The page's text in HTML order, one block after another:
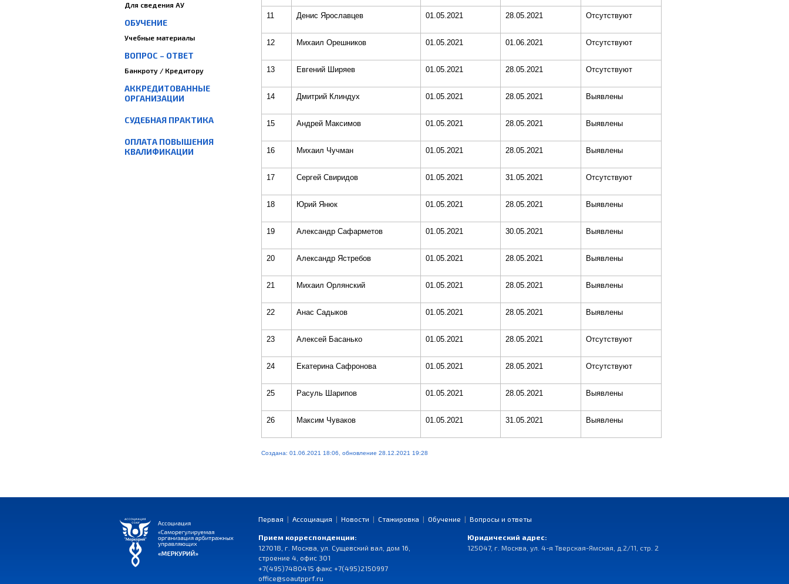
Для сведения АУ
ОБУЧЕНИЕ
Учебные материалы
ВОПРОС – ОТВЕТ
Банкроту / Кредитору
АККРЕДИТОВАННЫЕ
ОРГАНИЗАЦИИ
СУДЕБНАЯ ПРАКТИКА
ОПЛАТА ПОВЫШЕНИЯ
КВАЛИФИКАЦИИ
11 Денис Ярославцев 01.05.2021 28.05.2021 Отсутствуют
12 Михаил Орешников 01.05.2021 01.06.2021 Отсутствуют
13 Евгений Ширяев 01.05.2021 28.05.2021 Отсутствуют
14 Дмитрий Клиндух 01.05.2021 28.05.2021 Выявлены
15 Андрей Максимов 01.05.2021 28.05.2021 Выявлены
16 Михаил Чучман 01.05.2021 28.05.2021 Выявлены
17 Сергей Свиридов 01.05.2021 31.05.2021 Отсутствуют
18 Юрий Янюк 01.05.2021 28.05.2021 Выявлены
19 Александр Сафарметов 01.05.2021 30.05.2021 Выявлены
20 Александр Ястребов 01.05.2021 28.05.2021 Выявлены
21 Михаил Орлянский 01.05.2021 28.05.2021 Выявлены
22 Анас Садыков 01.05.2021 28.05.2021 Выявлены
23 Алексей Басанько 01.05.2021 28.05.2021 Отсутствуют
24 Екатерина Сафронова 01.05.2021 28.05.2021 Отсутствуют
25 Расуль Шарипов 01.05.2021 28.05.2021 Выявлены
26 Максим Чуваков 01.05.2021 31.05.2021 Выявлены
Создана: 01.06.2021 18:06, обновление 28.12.2021 19:28
Первая | Ассоциация | Новости | Стажировка | Обучение | Вопросы и ответы
Прием корреспонденции:
127018, г. Москва, ул. Сущевский вал, дом 16,
строение 4, офис 301
+7(495)7480415 факс +7(495)2150997
office@soautpprf.ru
Юридический адрес:
125047, г. Москва, ул. 4-я Тверская-Ямская, д.2/11, стр. 2